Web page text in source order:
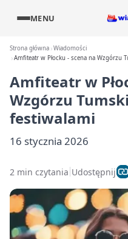
MENU
Strona główna Wiadomości
Amfiteatr w Płocku - scena na Wzgórzu
Amfiteatr w
Wzgórzu
festiwalami
16 stycznia 2026
2 min czytania Udostępnij